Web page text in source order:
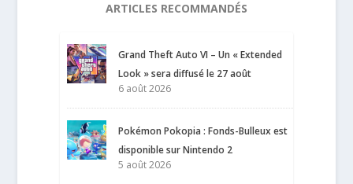
ARTICLES RECOMMANDÉS
Grand Theft Auto VI – Un « Extended
Look » sera diffusé le 27 août
6 août 2026
Pokémon Pokopia : Fonds-Bulleux est
disponible sur Nintendo 2
5 août 2026